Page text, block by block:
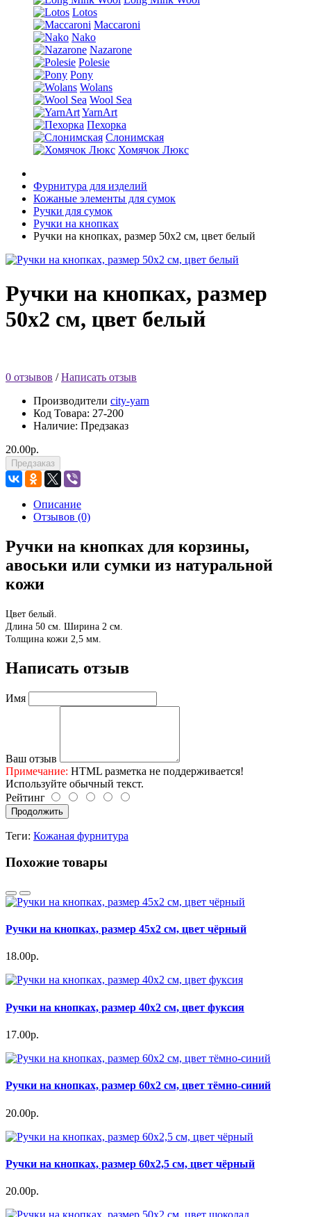
Lotos
Maccaroni
Nako
Nazarone
Polesie
Pony
Wolans
Wool Sea
YarnArt
Пехорка
Слонимская
Хомячок Люкс
Фурнитура для изделий
Кожаные элементы для сумок
Ручки для сумок
Ручки на кнопках
Ручки на кнопках, размер 50х2 см, цвет белый
Ручки на кнопках, размер
50х2 см, цвет белый
0 отзывов /Написать отзыв
Производители city-yarn
Код Товара: 27-200
Наличие: Предзаказ
20.00р.
Предзаказ
Описание
Отзывов (0)
Ручки на кнопках для корзины,
авоськи или сумки из натуральной
кожи
Цвет белый.
Длина 50 см. Ширина 2 см.
Толщина кожи 2,5 мм.
Написать отзыв
Имя
Ваш отзыв
Примечание: HTML разметка не поддерживается!
Используйте обычный текст.
Рейтинг
Продолжить
Теги: Кожаная фурнитура
Похожие товары
Ручки на кнопках, размер 45х2 см, цвет чёрный
18.00р.
Ручки на кнопках, размер 40х2 см, цвет фуксия
17.00р.
Ручки на кнопках, размер 60х2 см, цвет тёмно-синий
20.00р.
Ручки на кнопках, размер 60х2,5 см, цвет чёрный
20.00р.